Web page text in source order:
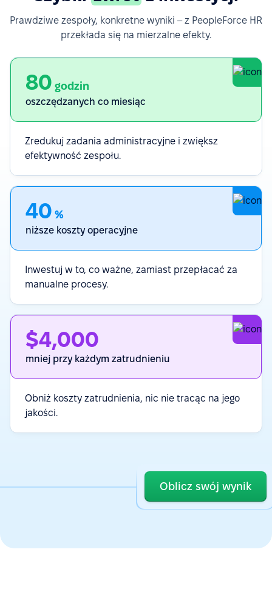
Prawdziwe zespoły, konkretne wyniki – z PeopleForce HR
przekłada się na mierzalne efekty.
80 godzin
oszczędzanych co miesiąc
Zredukuj zadania administracyjne i zwiększ
efektywność zespołu.
40 %
niższe koszty operacyjne
Inwestuj w to, co ważne, zamiast przepłacać za
manualne procesy.
$4,000
mniej przy każdym zatrudnieniu
Obniż koszty zatrudnienia, nic nie tracąc na jego
jakości.
Oblicz swój wynik